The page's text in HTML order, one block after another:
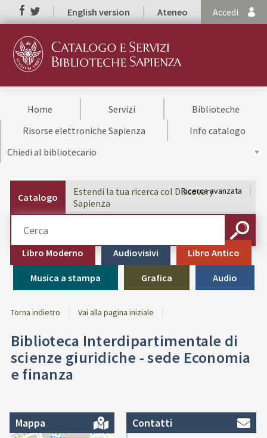
English version Ateneo Accedi
Home Servizi
Biblioteche
Risorse elettroniche Sapienza
Info catalogo
Chiedi al bibliotecario
Catalogo
Estendi la tua ricerca col Discovery
Sapienza
Libro Moderno Audiovisivi Libro Antico
Musica a stampa Grafica Audio
Ricerca avanzata
CERCA
Torna indietro Vai alla pagina iniziale
Biblioteca Interdipartimentale di
scienze giuridiche - sede Economia
e finanza
Mappa Contatti